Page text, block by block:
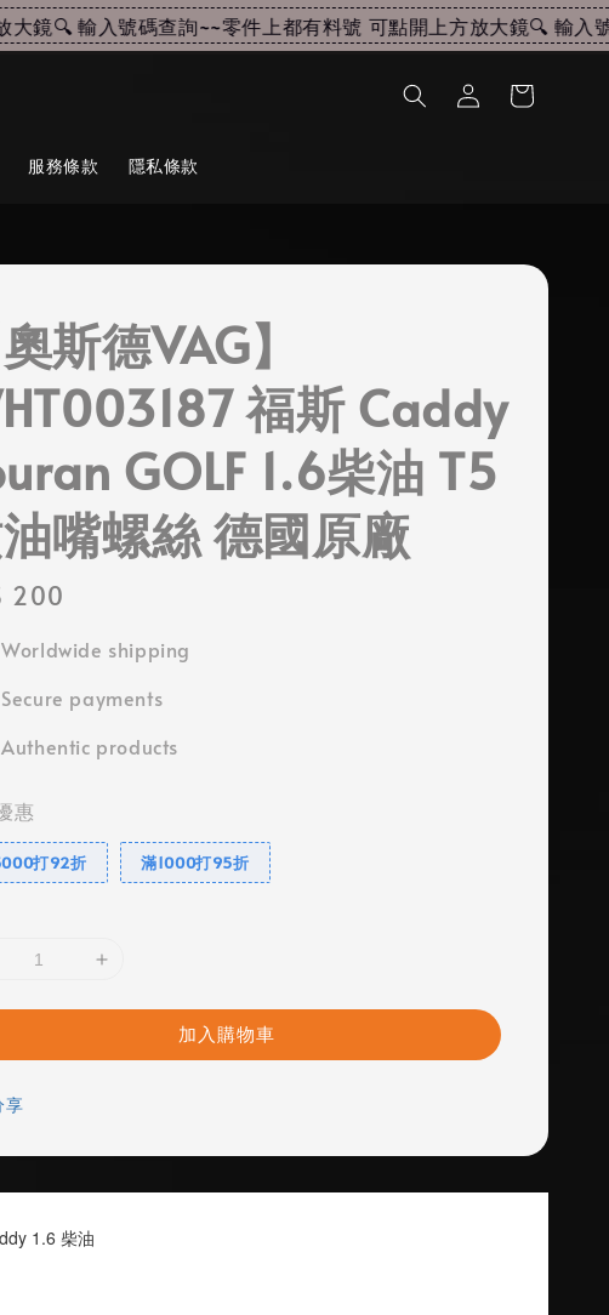
鏡🔍 輸入號碼查詢~~零件上都有料號 可點開上方放大鏡🔍 輸入號
服務條款 隱私條款
奧斯德VAG】
福斯 Caddy
GOLF 1.6柴油 T5
嘴螺絲 德國原廠
200
Worldwide shipping
Secure payments
Authentic products
惠
打92折 滿1000打95折
加入購物車
享
1.6 柴油